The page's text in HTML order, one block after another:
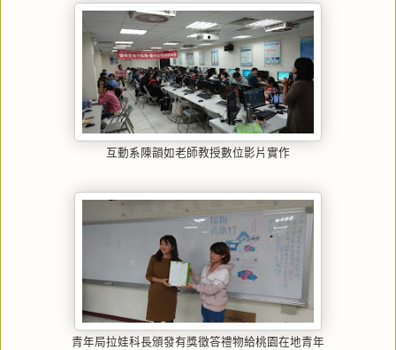
互動系陳韻如老師教授數位影片實作
青年局拉娃科長頒發有獎徵答禮物給桃園在地青年